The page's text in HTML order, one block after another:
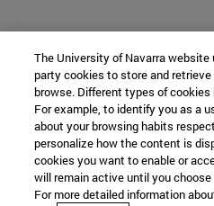
The University of Navarra website
party cookies to store and
browse. Different types of
For example, to identify you as a
about your browsing habits
personalize how the content is
cookies you want to enable or
will remain active until you
For more detailed information